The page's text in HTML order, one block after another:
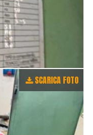
SCARICA FOTO